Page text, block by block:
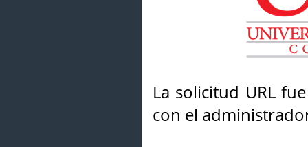
La solicitud URL
con el